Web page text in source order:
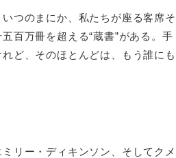
つのまにか、私たちが座る客席そ
百万冊を超える“蔵書”がある。手
ど、そのほとんどは、もう誰にも
リー・ディキンソン、そしてクメ